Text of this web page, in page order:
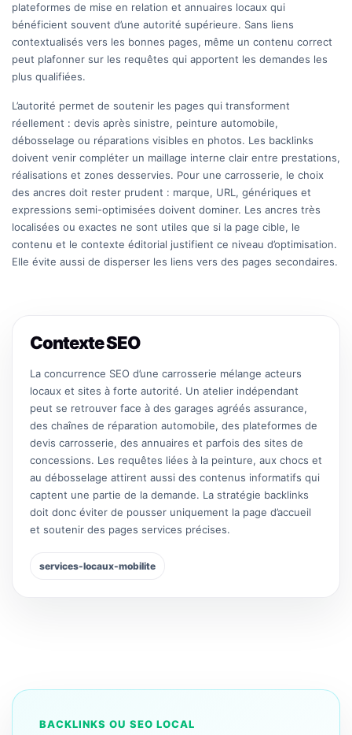
plateformes de mise en relation et annuaires locaux qui
bénéficient souvent d’une autorité supérieure. Sans liens
contextualisés vers les bonnes pages, même un contenu correct
peut plafonner sur les requêtes qui apportent les demandes les
plus qualifiées.
L’autorité permet de soutenir les pages qui transforment
réellement : devis après sinistre, peinture automobile,
débosselage ou réparations visibles en photos. Les backlinks
doivent venir compléter un maillage interne clair entre prestations,
réalisations et zones desservies. Pour une carrosserie, le choix
des ancres doit rester prudent : marque, URL, génériques et
expressions semi-optimisées doivent dominer. Les ancres très
localisées ou exactes ne sont utiles que si la page cible, le
contenu et le contexte éditorial justifient ce niveau d’optimisation.
Elle évite aussi de disperser les liens vers des pages secondaires.
Contexte SEO
La concurrence SEO d’une carrosserie mélange acteurs
locaux et sites à forte autorité. Un atelier indépendant
peut se retrouver face à des garages agréés assurance,
des chaînes de réparation automobile, des plateformes de
devis carrosserie, des annuaires et parfois des sites de
concessions. Les requêtes liées à la peinture, aux chocs et
au débosselage attirent aussi des contenus informatifs qui
captent une partie de la demande. La stratégie backlinks
doit donc éviter de pousser uniquement la page d’accueil
et soutenir des pages services précises.
services-locaux-mobilite
BACKLINKS OU SEO LOCAL